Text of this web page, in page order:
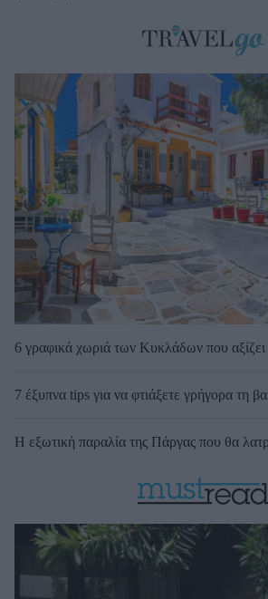
6 γραφικά χωριά των Κυκλάδων που
7 έξυπνα tips για να φτιάξετε γρήγορα τη
Η εξωτική παραλία της Πάργας που θα